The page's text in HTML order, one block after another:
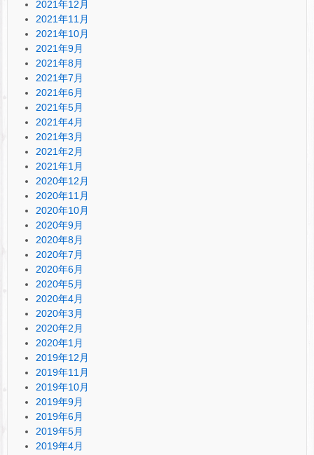
2021年12月
2021年11月
2021年10月
2021年9月
2021年8月
2021年7月
2021年6月
2021年5月
2021年4月
2021年3月
2021年2月
2021年1月
2020年12月
2020年11月
2020年10月
2020年9月
2020年8月
2020年7月
2020年6月
2020年5月
2020年4月
2020年3月
2020年2月
2020年1月
2019年12月
2019年11月
2019年10月
2019年9月
2019年6月
2019年5月
2019年4月